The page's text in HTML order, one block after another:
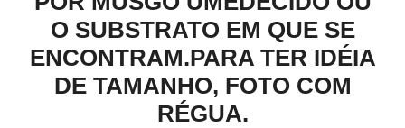
O SUBSTRATO EM QUE SE
ENCONTRAM.PARA TER IDÉIA
DE TAMANHO, FOTO COM
RÉGUA.